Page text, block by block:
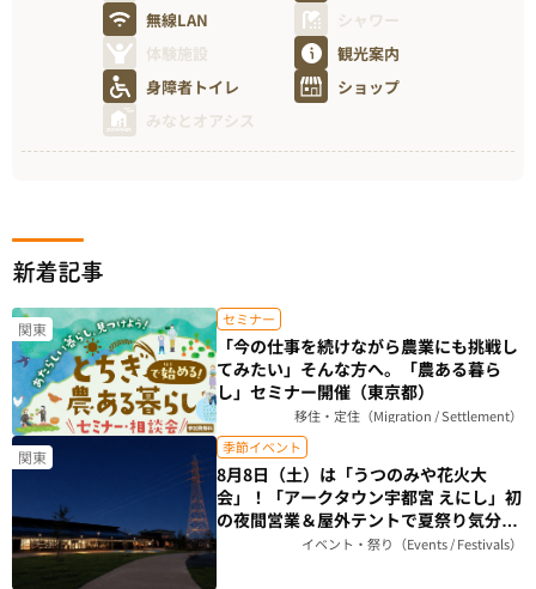
無線LAN
シャワー
体験施設
観光案内
身障者トイレ
ショップ
みなとオアシス
新着記事
関東 セミナー
「今の仕事を続けながら農業にも挑戦し
てみたい」そんな方へ。「農ある暮ら
し」セミナー開催（東京都）
移住・定住（Migration / Settlement）
関東 季節イベント
8月8日（土）は「うつのみや花火大
会」！「アークタウン宇都宮 えにし」初
の夜間営業＆屋外テントで夏祭り気分を
楽しもう（栃木県）イベント・祭り（Events / Festivals）